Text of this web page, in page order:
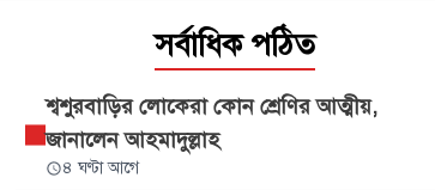
সর্বাধিক পঠিত
শ্বশুরবাড়ির লোকেরা কোন শ্রেণির আত্মীয়,
জানালেন আহমাদুল্লাহ
৪ ঘণ্টা আগে